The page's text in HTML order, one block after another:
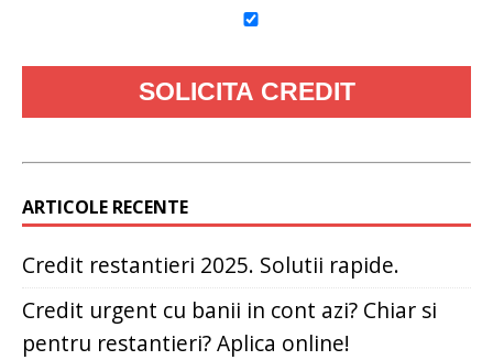
ARTICOLE RECENTE
Credit restantieri 2025. Solutii rapide.
Credit urgent cu banii in cont azi? Chiar si
pentru restantieri? Aplica online!